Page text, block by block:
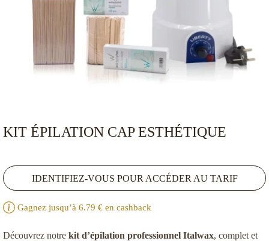
KIT ÉPILATION CAP ESTHÉTIQUE
IDENTIFIEZ-VOUS POUR ACCÉDER AU TARIF
Gagnez jusqu’à 6.79 € en cashback
Découvrez notre kit d’épilation professionnel Italwax, complet et